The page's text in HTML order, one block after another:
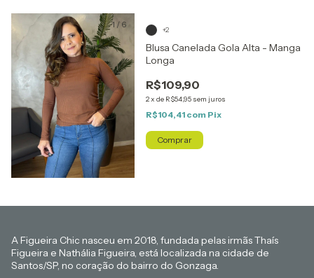
1 / 6
Blusa Canelada Gola Alta - Manga
Longa
R$109,90
2x de R$54,95 sem juros
R$104,41 com Pix
+2
Comprar
A Figueira Chic nasceu em 2018, fundada pelas irmãs Thaís
Figueira e Nathália Figueira, está localizada na cidade de
Santos/SP, no coração do bairro do Gonzaga.